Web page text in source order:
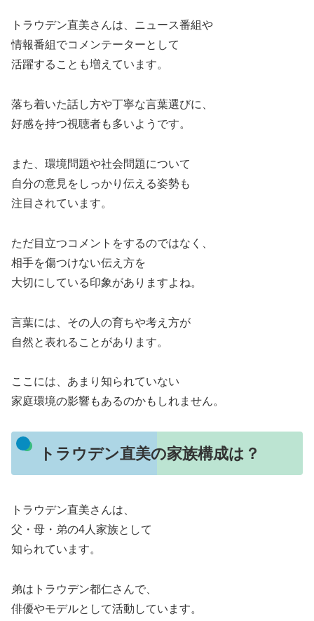
トラウデン直美さんは、ニュース番組や
情報番組でコメンテーターとして
活躍することも増えています。
落ち着いた話し方や丁寧な言葉選びに、
好感を持つ視聴者も多いようです。
また、環境問題や社会問題について
自分の意見をしっかり伝える姿勢も
注目されています。
ただ目立つコメントをするのではなく、
相手を傷つけない伝え方を
大切にしている印象がありますよね。
言葉には、その人の育ちや考え方が
自然と表れることがあります。
ここには、あまり知られていない
家庭環境の影響もあるのかもしれません。
トラウデン直美の家族構成は？
トラウデン直美さんは、
父・母・弟の4人家族として
知られています。
弟はトラウデン都仁さんで、
俳優やモデルとして活動しています。